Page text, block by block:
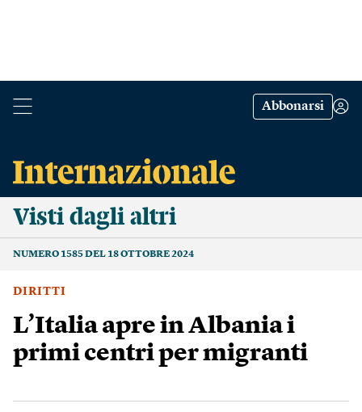
Abbonarsi
Visti dagli altri
NUMERO 1585 DEL 18 OTTOBRE 2024
DIRITTI
L’Italia apre in Albania i
primi centri per migranti